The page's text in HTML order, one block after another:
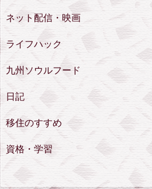
ネット配信・映画
ライフハック
九州ソウルフード
日記
移住のすすめ
資格・学習